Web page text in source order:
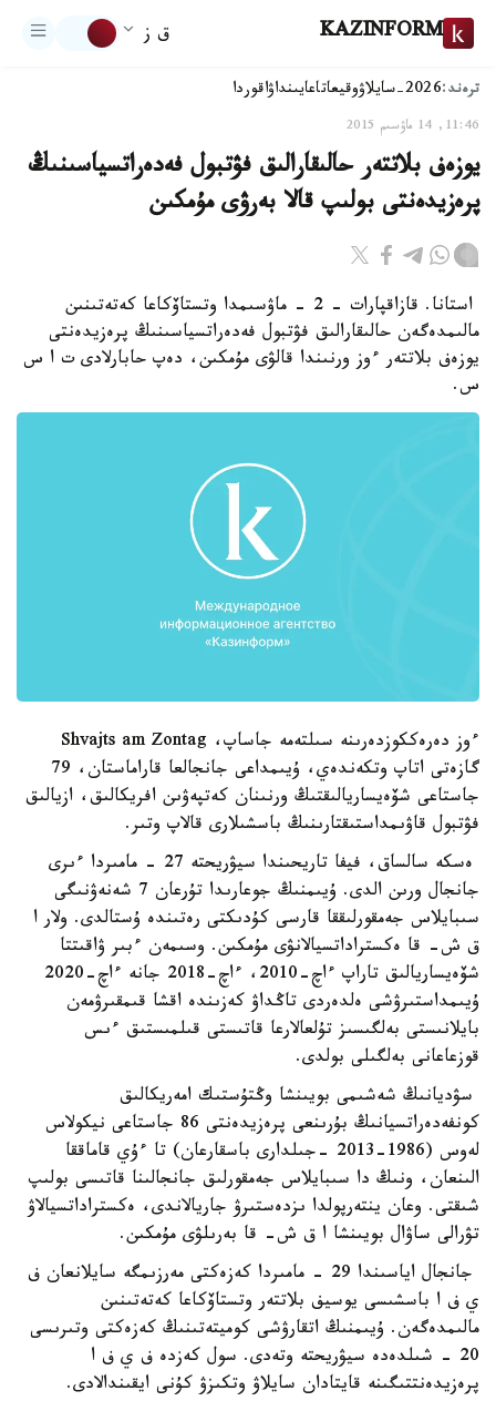
KAZINFORM ق ز
ترەند:2026-سايلاۋ وقيعاتاعايىنداۋاقوردا
11:46, 14 ماۋسىم 2015
يوزەف بلاتتەر حالىقارالىق فۋتبول فەدەراتسياسىنىڭ
پرەزيدەنتى بولىپ قالا بەرۋى مۇمكىن
استانا. قازاقپارات - 2 - ماۋسىمدا وتستاۆكاعا كەتەتىنىن
مالىمدەگەن حالىقارالىق فۋتبول فەدەراتسياسىنىڭ پرەزيدەنتى
يوزەف بلاتتەر ءوز ورنىندا قالۋى مۇمكىن، دەپ حابارلادى ت ا س
س.
ءوز دەرەككوزدەرىنە سىلتەمە جاساپ، Shvajts am Zontag
گازەتى اتاپ وتكەندەي، ۇيىمداعى جانجالعا قاراماستان، 79
جاستاعى شۆەيساريالىقتىڭ ورنىنان كەتپەۋىن افريكالىق، ازيالىق
فۋتبول قاۋىمداستىقتارىنىڭ باسشىلارى قالاپ وتىر.
ەسكە سالساق، فيفا تاريحىندا سيۋريحتە 27 - مامىردا ءىرى
جانجال ورىن الدى. ۇيىمنىڭ جوعارىدا تۇرعان 7 شەنەۋنىگى
سىبايلاس جەمقورلىققا قارسى كۇدىكتى رەتىندە ۇستالدى. ولار ا
ق ش- قا ەكستراداتسيالانۋى مۇمكىن. وسىمەن ءبىر ۋاقىتتا
شۆەيساريالىق تاراپ ءاچ-2010، ءاچ-2018 جانە ءاچ-2020
ۇيىمداستىرۋشى ەلدەردى تاڭداۋ كەزىندە اقشا قىمقىرۋمەن
بايلانىستى بەلگىسىز تۇلعالارعا قاتىستى قىلمىستىق ءىس
قوزعاعانى بەلگىلى بولدى.
سۋديانىڭ شەشىمى بويىنشا وڭتۇستىك امەريكالىق
كونفەدەراتسيانىڭ بۇرىنعى پرەزيدەنتى 86 جاستاعى نيكولاس
لەوس (1986-2013 -جىلدارى باسقارعان) تا ءۇي قاماققا
الىنعان، ونىڭ دا سىبايلاس جەمقورلىق جانجالىنا قاتىسى بولىپ
شىقتى. وعان ينتەرپولدا ىزدەستىرۋ جاريالاندى، ەكستراداتسيالاۋ
تۋرالى ساۋال بويىنشا ا ق ش- قا بەرىلۋى مۇمكىن.
جانجال اياسىندا 29 - مامىردا كەزەكتى مەرزىمگە سايلانعان ف
ي ف ا باسشىسى يوسيف بلاتتەر وتستاۆكاعا كەتەتىنىن
مالىمدەگەن. ۇيىمنىڭ اتقارۋشى كوميتەتىنىڭ كەزەكتى وتىرىسى
20 - شىلدەدە سيۋريحتە وتەدى. سول كەزدە ف ي ف ا
پرەزيدەنتتىگىنە قايتادان سايلاۋ وتكىزۋ كۇنى ايقىندالادى.